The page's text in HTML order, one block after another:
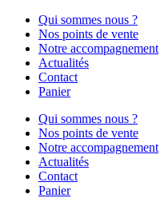
Qui sommes nous ?
Nos points de vente
Notre accompagnement
Actualités
Contact
Panier
Qui sommes nous ?
Nos points de vente
Notre accompagnement
Actualités
Contact
Panier